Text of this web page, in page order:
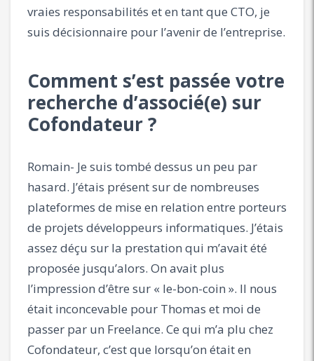
vraies responsabilités et en tant que CTO, je
suis décisionnaire pour l’avenir de l’entreprise.
Comment s’est passée votre
recherche d’associé(e) sur
Cofondateur ?
Romain- Je suis tombé dessus un peu par
hasard. J’étais présent sur de nombreuses
plateformes de mise en relation entre porteurs
de projets développeurs informatiques. J’étais
assez déçu sur la prestation qui m’avait été
proposée jusqu’alors. On avait plus
l’impression d’être sur « le-bon-coin ». Il nous
était inconcevable pour Thomas et moi de
passer par un Freelance. Ce qui m’a plu chez
Cofondateur, c’est que lorsqu’on était en